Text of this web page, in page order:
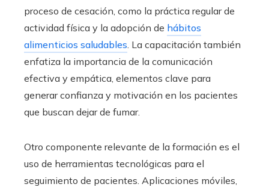
proceso de cesación, como la práctica regular de
actividad física y la adopción de hábitos
alimenticios saludables . La capacitación también
enfatiza la importancia de la comunicación
efectiva y empática, elementos clave para
generar confianza y motivación en los pacientes
que buscan dejar de fumar.
Otro componente relevante de la formación es el
uso de herramientas tecnológicas para el
seguimiento de pacientes. Aplicaciones móviles,